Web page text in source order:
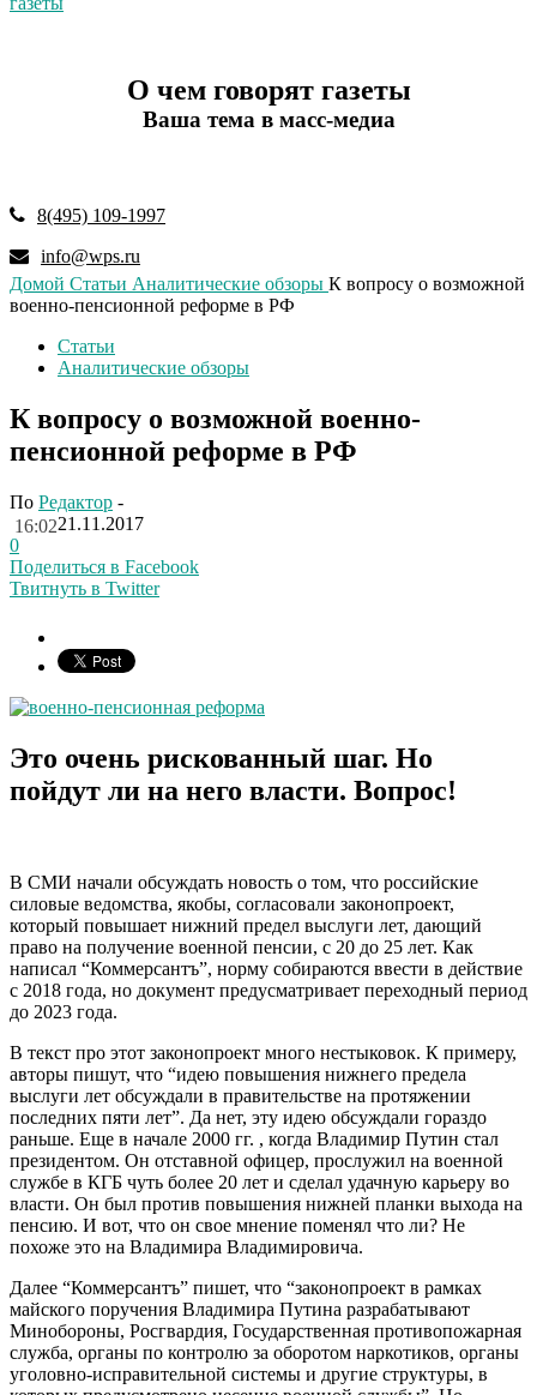
О чем говорят газеты
Ваша тема в масс-медиа
8(495) 109-1997
info@wps.ru
Домой Статьи Аналитические обзоры К вопросу о возможной
военно-пенсионной реформе в РФ
Статьи
Аналитические обзоры
К вопросу о возможной военно-
пенсионной реформе в РФ
По Редактор -
21.11.2017
16:02
0
Поделиться в Facebook
Твитнуть в Twitter
Это очень рискованный шаг. Но
пойдут ли на него власти. Вопрос!
В СМИ начали обсуждать новость о том, что российские
силовые ведомства, якобы, согласовали законопроект,
который повышает нижний предел выслуги лет, дающий
право на получение военной пенсии, с 20 до 25 лет. Как
написал “Коммерсантъ”, норму собираются ввести в действие
с 2018 года, но документ предусматривает переходный период
до 2023 года.
В текст про этот законопроект много нестыковок. К примеру,
авторы пишут, что “идею повышения нижнего предела
выслуги лет обсуждали в правительстве на протяжении
последних пяти лет”. Да нет, эту идею обсуждали гораздо
раньше. Еще в начале 2000 гг. , когда Владимир Путин стал
президентом. Он отставной офицер, прослужил на военной
службе в КГБ чуть более 20 лет и сделал удачную карьеру во
власти. Он был против повышения нижней планки выхода на
пенсию. И вот, что он свое мнение поменял что ли? Не
похоже это на Владимира Владимировича.
Далее “Коммерсантъ” пишет, что “законопроект в рамках
майского поручения Владимира Путина разрабатывают
Минобороны, Росгвардия, Государственная противопожарная
служба, органы по контролю за оборотом наркотиков, органы
уголовно-исправительной системы и другие структуры, в